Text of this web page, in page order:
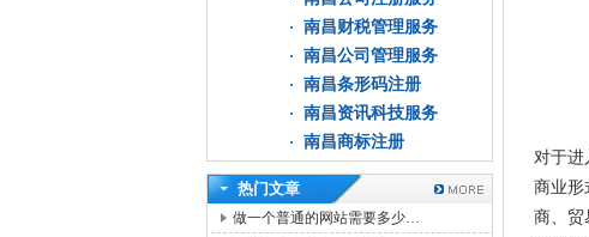
南昌财税管理服务
南昌公司管理服务
南昌条形码注册
南昌资讯科技服务
南昌商标注册
热门文章
做一个普通的网站需要多少…
对于进
商业形
商、贸